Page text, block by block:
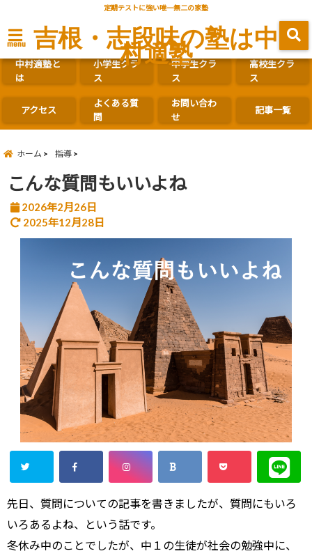
定期テストに強い唯一無二の家塾
menu 吉根・志段味の塾は中
村適塾
中村適塾と
は
小学生クラ
ス
中学生クラ
ス
高校生クラ
ス
アクセス
よくある質
問
お問い合わ
せ
記事一覧
ホーム 指導
こんな質問もいいよね
2026年2月26日
2025年12月28日
先日、質問についての記事を書きましたが、質問にもいろ
いろあるよね、という話です。
冬休み中のことでしたが、中１の生徒が社会の勉強中に、